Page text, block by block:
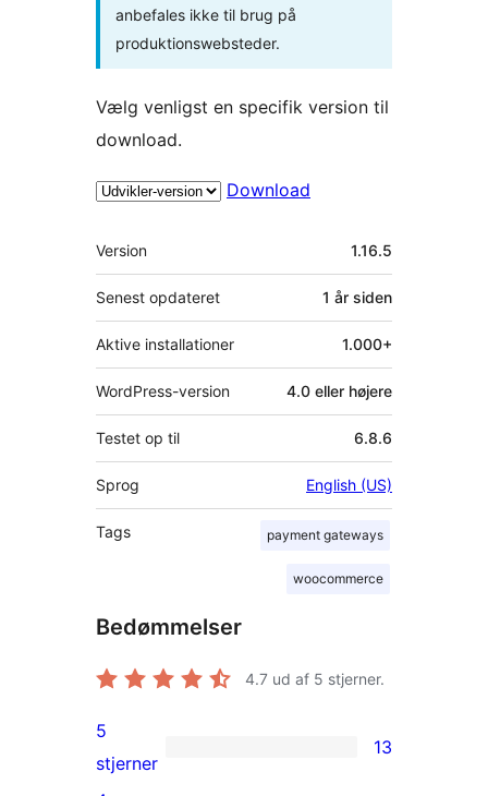
anbefales ikke til brug på
produktionswebsteder.
Vælg venligst en specifik version til
download.
Download
Meta
Version 1.16.5
Senest opdateret 1 år siden
Aktive installationer 1.000+
WordPress-version 4.0 eller højere
Testet op til 6.8.6
Sprog English (US)
Tags payment gateways
woocommerce
Bedømmelser
4.7 ud af 5 stjerner.
13
5
stjerner
13